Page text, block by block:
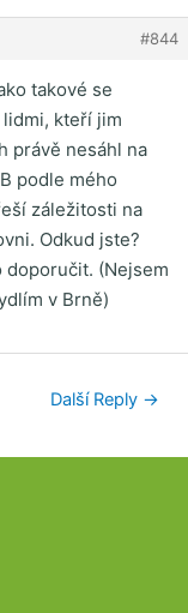
#844
takové se
kteří jim
právě nesáhl na
podle mého
záležitosti na
Odkud jste?
doporučit. (Nejsem
v Brně)
Další Reply →